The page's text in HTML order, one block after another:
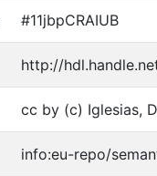
#11jbpCRAIUB
http://
cc by (c) Iglesias,
info:eu-repo/